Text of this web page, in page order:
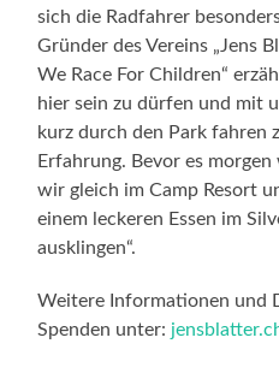
sich die Radfahrer
Gründer des Vereins „Jens
We Race For Children“
hier sein zu dürfen und mit
kurz durch den Park fahren
Erfahrung. Bevor es
wir gleich im Camp Resort
einem leckeren Essen im
ausklingen“.
Weitere Informationen und
Spenden unter: